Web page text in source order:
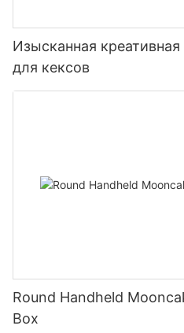
Изысканная
для кексов
Round Handheld
Box